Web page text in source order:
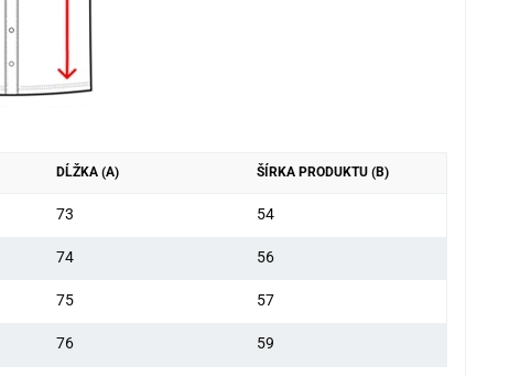
DĹŽKA (A) ŠÍRKA PRODUKTU (B)
73 54
74 56
75 57
76 59